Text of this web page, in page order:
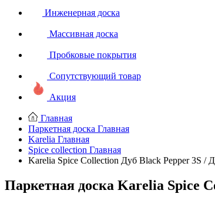
Инженерная доска
Массивная доска
Пробковые покрытия
Сопутствующий товар
Акция
Главная
Паркетная доска Главная
Karelia Главная
Spice collection Главная
Karelia Spice Collection Дуб Black Pepper
Паркетная доска Karelia